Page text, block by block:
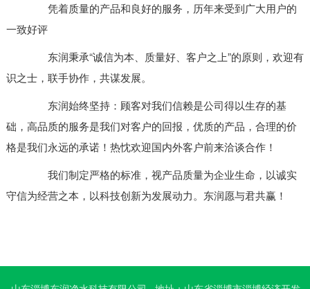
凭着质量的产品和良好的服务，历年来受到广大用户的
一致好评
东润秉承“诚信为本、质量好、客户之上”的原则，欢迎有
识之士，联手协作，共谋发展。
东润始终坚持：顾客对我们信赖是公司得以生存的基
础，高品质的服务是我们对客户的回报，优质的产品，合理的价
格是我们永远的承诺！热忱欢迎国内外客户前来洽谈合作！
我们制定严格的标准，视产品质量为企业生命，以诚实
守信为经营之本，以科技创新为发展动力。东润愿与君共赢！